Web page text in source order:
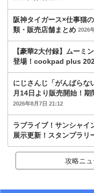
阪神タイガース×仕事猫
類・販売店舗まとめ 2026
【豪華2大付録】ムーミ
登場！cookpad plus
にじさんじ「がんばらな
月14日より販売開始！
2026年8月7日 21:12
ラブライブ！サンシャ
展示更新！スタンプラリ
攻略ニ